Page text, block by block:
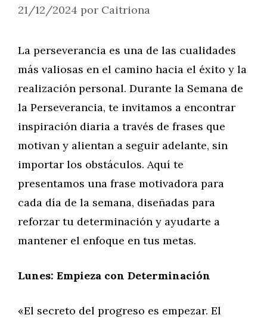
21/12/2024 por Caitriona
La perseverancia es una de las cualidades
más valiosas en el camino hacia el éxito y la
realización personal. Durante la Semana de
la Perseverancia, te invitamos a encontrar
inspiración diaria a través de frases que
motivan y alientan a seguir adelante, sin
importar los obstáculos. Aquí te
presentamos una frase motivadora para
cada día de la semana, diseñadas para
reforzar tu determinación y ayudarte a
mantener el enfoque en tus metas.
Lunes: Empieza con Determinación
«El secreto del progreso es empezar. El